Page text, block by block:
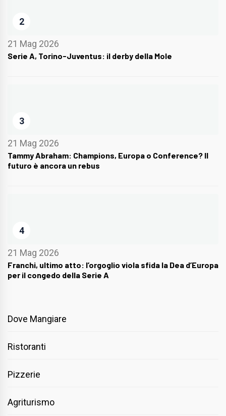
2
21 Mag 2026
Serie A, Torino-Juventus: il derby della Mole
3
21 Mag 2026
Tammy Abraham: Champions, Europa o Conference? Il
futuro è ancora un rebus
4
21 Mag 2026
Franchi, ultimo atto: l’orgoglio viola sfida la Dea d’Europa
per il congedo della Serie A
Dove Mangiare
Ristoranti
Pizzerie
Agriturismo